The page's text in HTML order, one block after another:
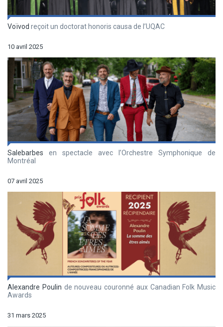
Voïvod reçoit un doctorat honoris causa de l’UQAC
10 avril 2025
Salebarbes en spectacle avec l’Orchestre Symphonique de
Montréal
07 avril 2025
Alexandre Poulin de nouveau couronné aux Canadian Folk Music
Awards
31 mars 2025